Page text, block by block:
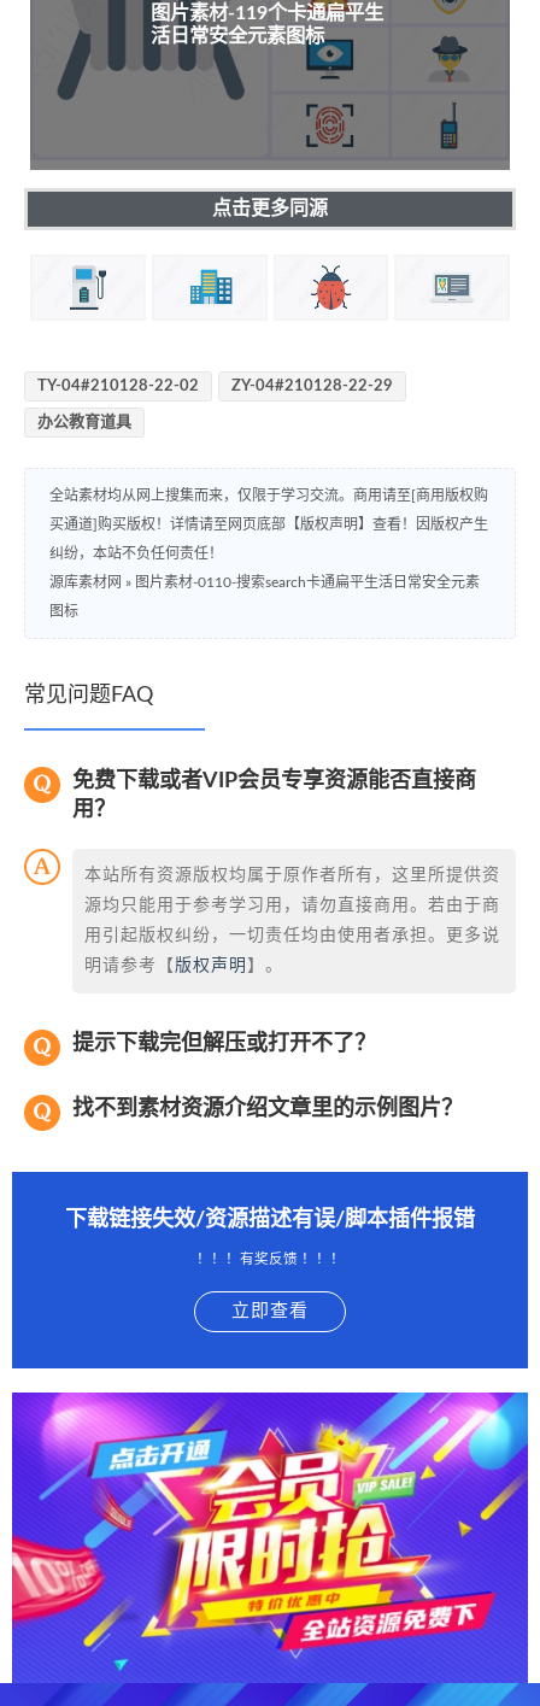
图片素材-119个卡通扁平生
活日常安全元素图标
点击更多同源
TY-04#210128-22-02 ZY-04#210128-22-29
办公教育道具
全站素材均从网上搜集而来，仅限于学习交流。商用请至[商用版权购
买通道]购买版权！详情请至网页底部【版权声明】查看！因版权产生
纠纷，本站不负任何责任！
源库素材网 » 图片素材-0110-搜索search卡通扁平生活日常安全元素
图标
常见问题FAQ
免费下载或者VIP会员专享资源能否直接商
用？
本站所有资源版权均属于原作者所有，这里所提供资
源均只能用于参考学习用，请勿直接商用。若由于商
用引起版权纠纷，一切责任均由使用者承担。更多说
明请参考【 版权声明 】。
提示下载完但解压或打开不了？
找不到素材资源介绍文章里的示例图片？
下载链接失效/资源描述有误/脚本插件报错
！！！有奖反馈 ！！！
立即查看